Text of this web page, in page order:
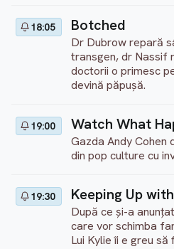
18:05 Botched
Dr Dubrow repară
transgen, dr Nassif
doctorii o primesc
devină păpușă.
19:00 Watch What
Gazda Andy Cohen
din pop culture cu
19:30 Keeping Up
După ce și-a
care vor schimba
Lui Kylie îi e greu